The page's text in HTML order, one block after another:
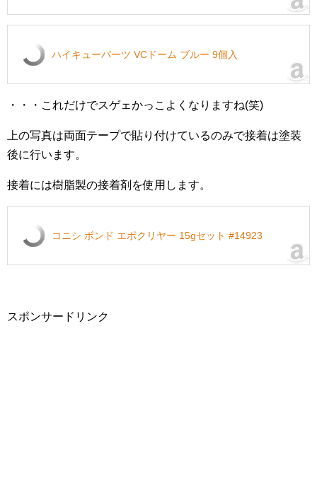
ハイキューパーツ VCドーム ブルー 9個入
・・・これだけでスゲェかっこよくなりますね(笑)
上の写真は両面テープで貼り付けているのみで接着は塗装
後に行います。
接着には樹脂製の接着剤を使用します。
コニシ ボンド エポクリヤー 15gセット #14923
スポンサードリンク